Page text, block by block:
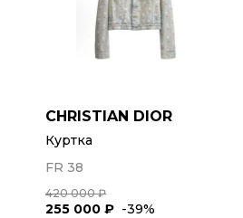
CHRISTIAN DIOR
Куртка
FR 38
420 000 ₽
255 000 ₽ -39%